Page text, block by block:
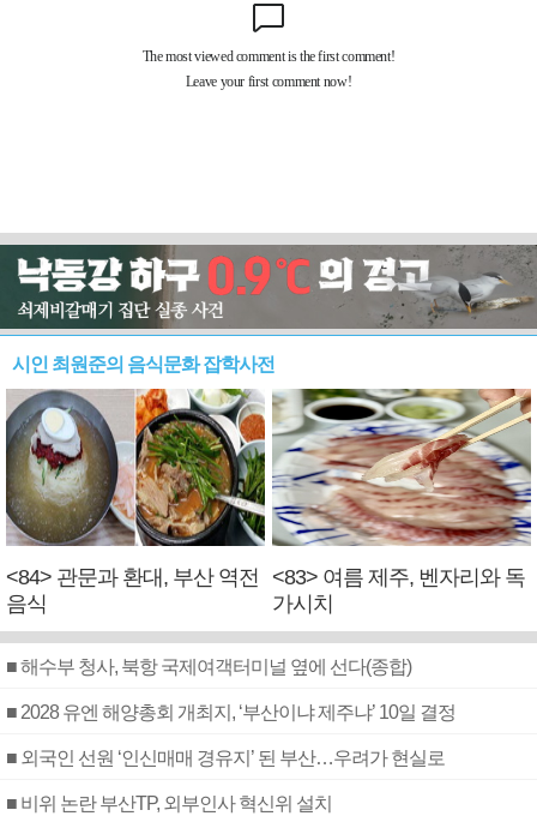
시인 최원준의 음식문화 잡학사전
<84> 관문과 환대, 부산 역전
음식
<83> 여름 제주, 벤자리와 독
가시치
■ 해수부 청사, 북항 국제여객터미널 옆에 선다(종합)
■ 2028 유엔 해양총회 개최지, ‘부산이냐 제주냐’ 10일 결정
■ 외국인 선원 ‘인신매매 경유지’ 된 부산…우려가 현실로
■ 비위 논란 부산TP, 외부인사 혁신위 설치